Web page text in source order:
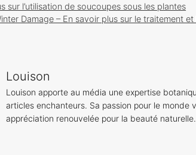
sur l’utilisation de soucoupes sous les plantes
Damage – En savoir plus sur le traitement
Louison
Louison apporte au média une expertise
articles enchanteurs. Sa passion pour le
appréciation renouvelée pour la beauté naturelle.